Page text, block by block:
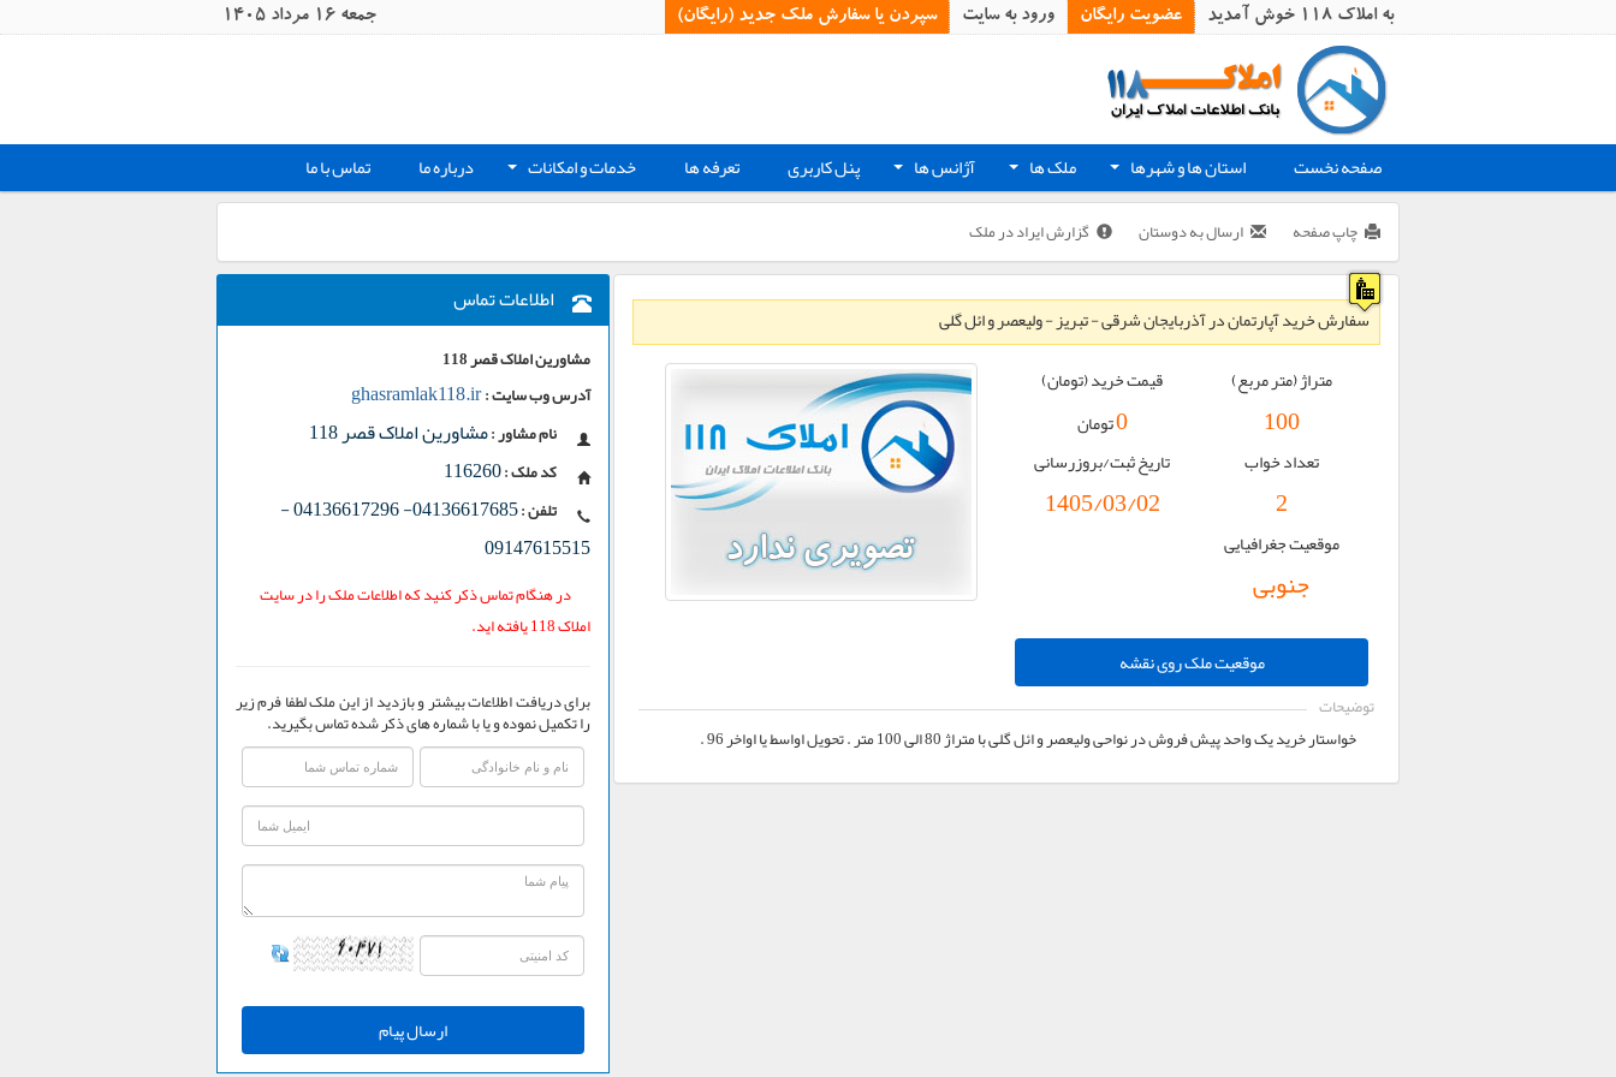
به املاک 118 خوش آمدید عضویت رایگان ورود به سایت سپردن یا سفارش ملک جدید (رایگان)‏ جمعه 16 مرداد 1405
صفحه نخست + استان ها و شهرها + ملک ها + آژانس ها پنل کاربری تعرفه ها + خدمات و امکانات درباره ما تماس با ما
چاپ صفحه ارسال به دوستان گزارش ایراد در ملک
سفارش خرید آپارتمان در آذربایجان شرقی - تبریز - ولیعصر و ائل گلی
متراژ (متر مربع)
100
تعداد خواب
2
موقعیت جغرافیایی
جنوبی
قیمت خرید (تومان)
0تومان
تاریخ ثبت/بروزرسانی
1405/03/02
موقعیت ملک روی نقشه
توضیحات
خواستار خرید یک واحد پیش فروش در نواحی ولیعصر و ائل گلی با متراژ 80 الی 100 متر . تحویل اواسط یا اواخر 96 .
اطلاعات تماس
مشاورین املاک قصر 118
آدرس وب سایت :ghasramlak118.ir
نام مشاور :مشاورین املاک قصر 118
کد ملک :116260
تلفن :04136617685- 04136617296
-
09147615515
در هنگام تماس ذکر کنید که اطلاعات ملک را در سایت
املاک 118 یافته اید.
برای دریافت اطلاعات بیشتر و بازدید از این ملک لطفا فرم زیر
را تکمیل نموده و یا با شماره های ذکر شده تماس بگیرید.
ارسال پیام